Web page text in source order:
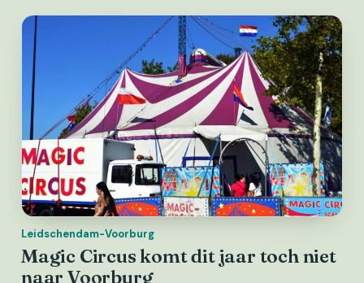
Leidschendam-Voorburg
Magic Circus komt dit jaar toch niet
naar Voorburg